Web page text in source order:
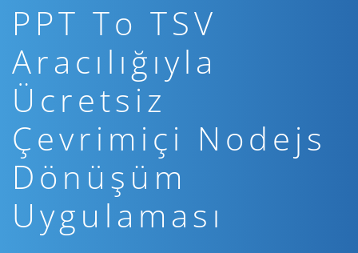
PPT To TSV
Aracılığıyla
Ücretsiz
Çevrimiçi Nodejs
Dönüşüm
Uygulaması